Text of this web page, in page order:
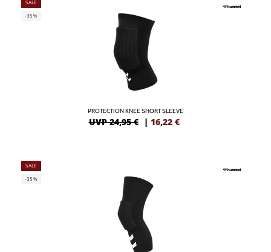
SALE
-35%
PROTECTION KNEE SHORT SLEEVE
UVP 24,95 € | 16,22 €
SALE
-35%